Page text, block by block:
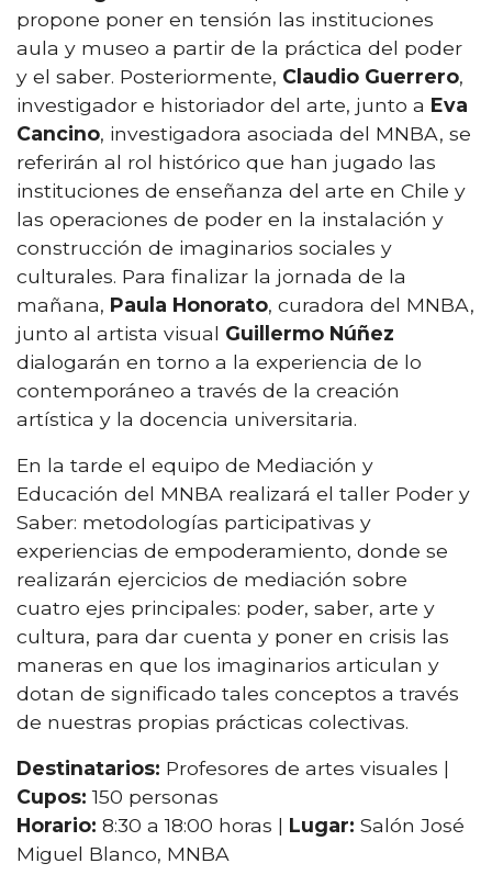
propone poner en tensión las instituciones
aula y museo a partir de la práctica del poder
y el saber. Posteriormente, Claudio Guerrero,
investigador e historiador del arte, junto a Eva
Cancino, investigadora asociada del MNBA, se
referirán al rol histórico que han jugado las
instituciones de enseñanza del arte en Chile y
las operaciones de poder en la instalación y
construcción de imaginarios sociales y
culturales. Para finalizar la jornada de la
mañana, Paula Honorato, curadora del MNBA,
junto al artista visual Guillermo Núñez
dialogarán en torno a la experiencia de lo
contemporáneo a través de la creación
artística y la docencia universitaria.
En la tarde el equipo de Mediación y
Educación del MNBA realizará el taller Poder y
Saber: metodologías participativas y
experiencias de empoderamiento, donde se
realizarán ejercicios de mediación sobre
cuatro ejes principales: poder, saber, arte y
cultura, para dar cuenta y poner en crisis las
maneras en que los imaginarios articulan y
dotan de significado tales conceptos a través
de nuestras propias prácticas colectivas.
Destinatarios: Profesores de artes visuales |
Cupos: 150 personas
Horario: 8:30 a 18:00 horas | Lugar: Salón José
Miguel Blanco, MNBA